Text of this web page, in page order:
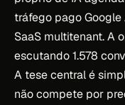
tráfego pago
SaaS multitenant. A
escutando 1.578
A tese central é
não compete por